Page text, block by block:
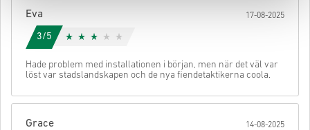
Eva 17-08-2025
3/5
Hade problem med installationen i början, men när det väl var
löst var stadslandskapen och de nya fiendetaktikerna coola.
Grace 14-08-2025